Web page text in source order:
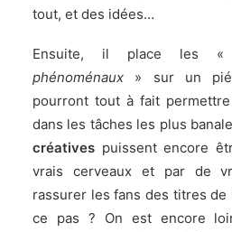
tout, et des idées…
Ensuite, il place les
phénoménaux » sur un
pourront tout à fait
dans les tâches les plus
créatives puissent encore
vrais cerveaux et par de
rassurer les fans des titres de
ce pas ? On est encore